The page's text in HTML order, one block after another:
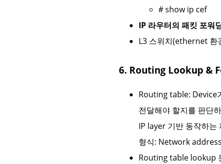
# show ip cef
IP 라우터의 패킷 포워
L3 스위치(ethernet 환
6. Routing Lookup
Routing table: Device
전달해야 할지를 판단
IP layer 기반 동작하는
형식: Network
Routing table lookup